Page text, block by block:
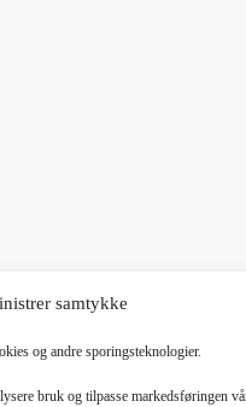
samtykke
og andre sporingsteknologier.
bruk og tilpasse markedsføringen